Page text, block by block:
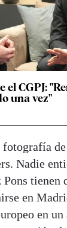
el CGPJ:
una vez"
Nadie
tienen
en
en un